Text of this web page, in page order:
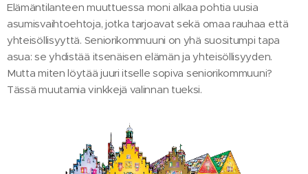
Elämäntilanteen muuttuessa moni alkaa pohtia uusia
asumisvaihtoehtoja, jotka tarjoavat sekä omaa rauhaa että
yhteisöllisyyttä. Seniorikommuuni on yhä suositumpi tapa
asua: se yhdistää itsenäisen elämän ja yhteisöllisyyden.
Mutta miten löytää juuri itselle sopiva seniorikommuuni?
Tässä muutamia vinkkejä valinnan tueksi.